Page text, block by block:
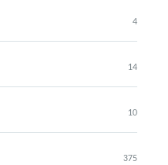
4
14
10
375